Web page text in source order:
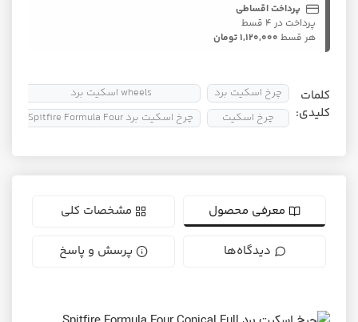
پرداخت اقساطی
پرداخت در ۴ قسط
هر قسط 1,120,000 تومان
کلمات
کلیدی:
چرخ اسکیت برد
چرخ اسکیت
wheels اسکیت برد
چرخ اسکیت برد Spitfire Formula Four
معرفی محصول مشخصات کلی
دیدگاه‌ها پرسش و پاسخ